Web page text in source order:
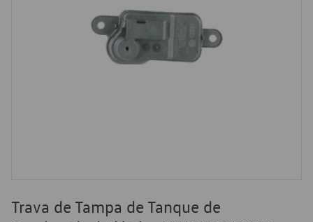
Trava de Tampa de Tanque de